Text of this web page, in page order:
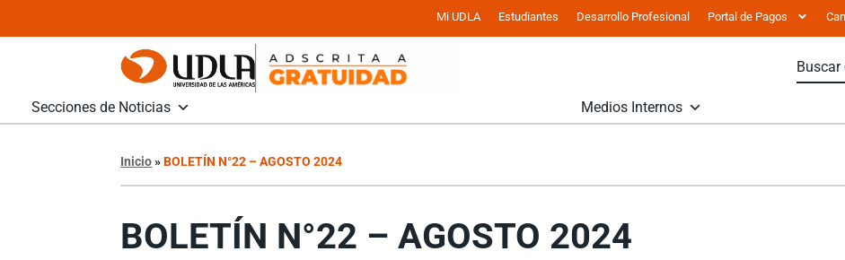
Mi UDLA Estudiantes Desarrollo Profesional Portal de Pagos
Secciones de Noticias Medios Internos
Inicio»BOLETÍN N°22 – AGOSTO 2024
BOLETÍN N°22 – AGOSTO 2024